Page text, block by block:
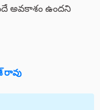
అవకాశం ఉందని
రావు